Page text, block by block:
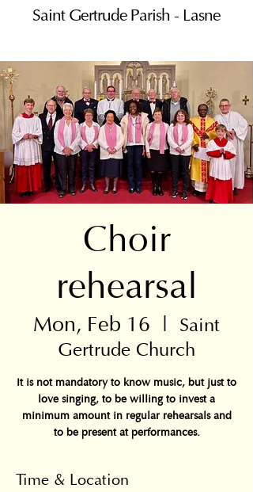
Saint Gertrude Parish - Lasne
Choir
rehearsal
Mon, Feb 16
  |
Saint
Gertrude Church
It is not mandatory to know music, but just to
love singing, to be willing to invest a
minimum amount in regular rehearsals and
to be present at performances.
Time & Location